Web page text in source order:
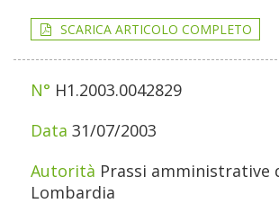
SCARICA ARTICOLO COMPLETO
H1.2003.0042829
31/07/2003
Prassi amministrative
Lombardia